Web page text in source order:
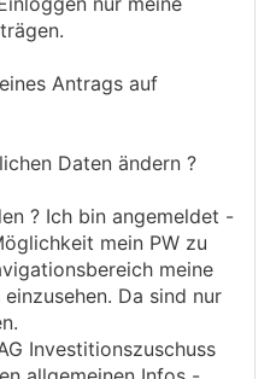
Antrags auf
Daten ändern ?
? Ich bin angemeldet -
mein PW zu
meine
Da sind nur
Investitionszuschuss